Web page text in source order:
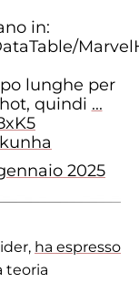
in:
lunghe per
quindi ...
2025
ha espresso
teoria